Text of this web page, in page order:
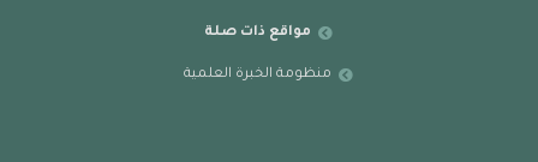
مواقع ذات صلة
منظومة الخبرة العلمية